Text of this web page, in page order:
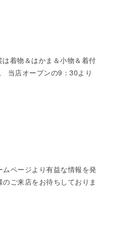
着物＆はかま＆小物＆着付
当店オープンの9：30より
ページより有益な情報を発
ご来店をお待ちしておりま